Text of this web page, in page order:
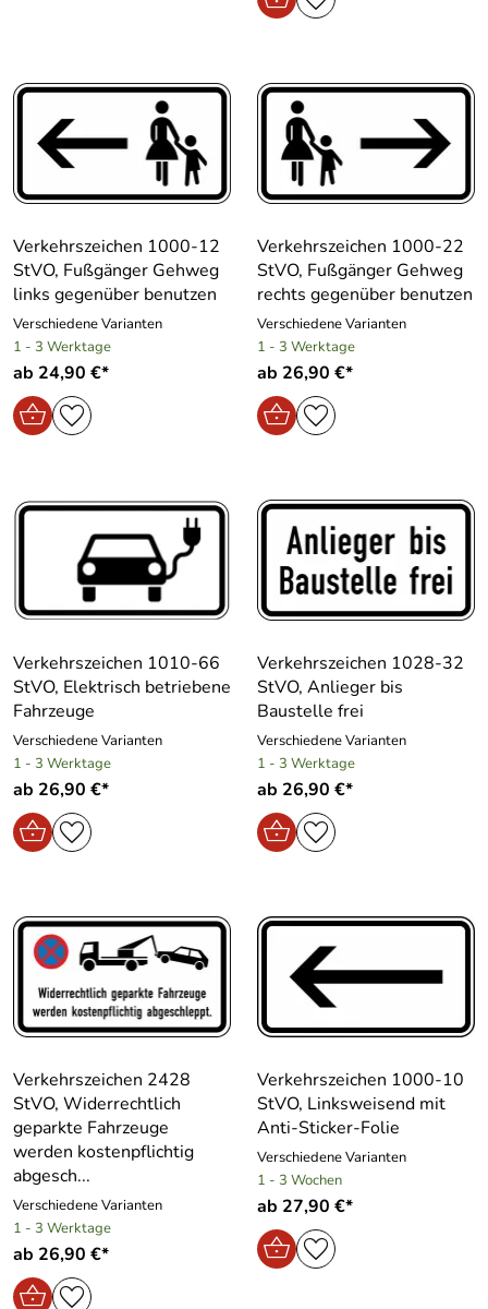
Verkehrszeichen 1000-12
StVO, Fußgänger Gehweg
links gegenüber benutzen
Verschiedene Varianten
1 - 3 Werktage
ab 24,90 €*
Verkehrszeichen 1000-22
StVO, Fußgänger Gehweg
rechts gegenüber benutzen
Verschiedene Varianten
1 - 3 Werktage
ab 26,90 €*
Verkehrszeichen 1010-66
StVO, Elektrisch betriebene
Fahrzeuge
Verschiedene Varianten
1 - 3 Werktage
ab 26,90 €*
Verkehrszeichen 1028-32
StVO, Anlieger bis
Baustelle frei
Verschiedene Varianten
1 - 3 Werktage
ab 26,90 €*
Verkehrszeichen 2428
StVO, Widerrechtlich
geparkte Fahrzeuge
werden kostenpflichtig
abgesch...
Verschiedene Varianten
1 - 3 Werktage
ab 26,90 €*
Verkehrszeichen 1000-10
StVO, Linksweisend mit
Anti-Sticker-Folie
Verschiedene Varianten
1 - 3 Wochen
ab 27,90 €*